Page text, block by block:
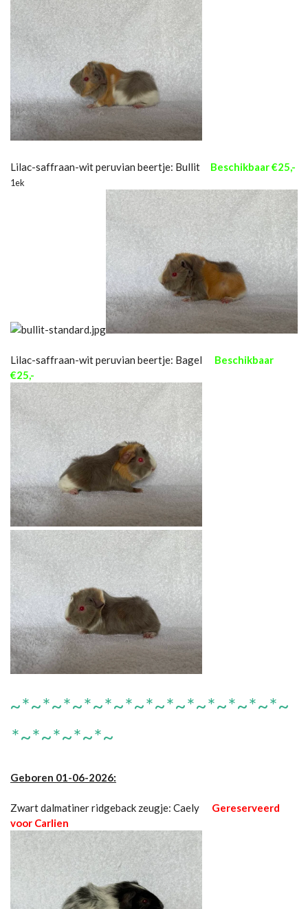
Lilac-saffraan-wit peruvian beertje: Bullit Beschikbaar €25,-
1ek
Lilac-saffraan-wit peruvian beertje: Bagel Beschikbaar
€25,-
~*~*~*~*~*~*~*~*~*~*~*~*~*~
*~*~*~*~*~
Geboren 01-06-2026:
Zwart dalmatiner ridgeback zeugje: Caely Gereserveerd
voor Carlien